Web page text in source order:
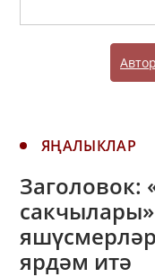
ЯҢАЛЫКЛАР
Заголовок:
ярдәм итә